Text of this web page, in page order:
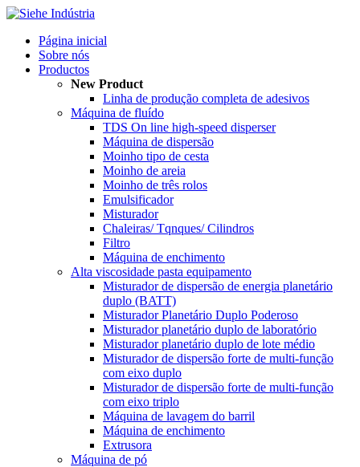
Página inicial
Sobre nós
Productos
New Product
Linha de produção completa de adesivos
Máquina de fluído
TDS On line high-speed disperser
Máquina de dispersão
Moinho tipo de cesta
Moinho de areia
Moinho de três rolos
Emulsificador
Misturador
Chaleiras/ Tqnques/ Cilindros
Filtro
Máquina de enchimento
Alta viscosidade pasta equipamento
Misturador de dispersão de energia planetário
duplo (BATT)
Misturador Planetário Duplo Poderoso
Misturador planetário duplo de laboratório
Misturador planetário duplo de lote médio
Misturador de dispersão forte de multi-função
com eixo duplo
Misturador de dispersão forte de multi-função
com eixo triplo
Máquina de lavagem do barril
Máquina de enchimento
Extrusora
Máquina de pó